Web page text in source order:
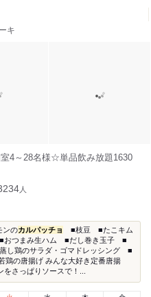
キ
4～28名様☆単品飲み放題1630
人
ンのカルパッチョ
■枝豆 ■たこキム
つまみ生ハム ■だし巻き玉子 ■
鶏のサラダ・ゴマドレッシング ■
鶏の唐揚げ みんな大好き定番唐揚
をさっぱりソースで！...